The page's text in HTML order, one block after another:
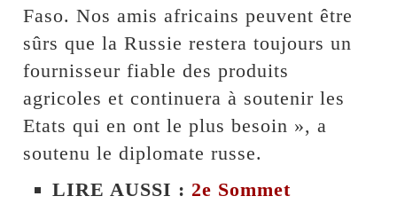
Faso. Nos amis africains peuvent être
sûrs que la Russie restera toujours un
fournisseur fiable des produits
agricoles et continuera à soutenir les
Etats qui en ont le plus besoin », a
soutenu le diplomate russe.
LIRE AUSSI : 2e Sommet